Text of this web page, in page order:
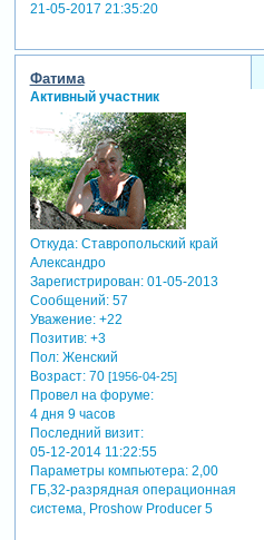
21-05-2017 21:35:20
Фатима
Активный участник
Откуда:Ставропольский край
Александро
Зарегистрирован: 01-05-2013
Сообщений:57
Уважение: +22
Позитив: +3
Пол:Женский
Возраст:70 [1956-04-25]
Провел на форуме:
4 дня 9 часов
Последний визит:
05-12-2014 11:22:55
Параметры компьютера:2,00
ГБ,32-разрядная операционная
система, Proshow Producer 5